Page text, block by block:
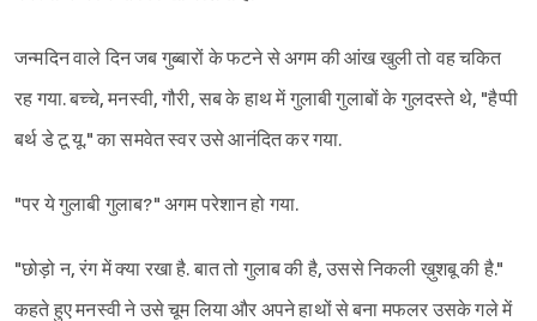
जन्मदिन वाले दिन जब गुब्बारों के फटने से अगम की आंख खुली तो वह चकित
रह गया. बच्चे, मनस्वी, गौरी, सब के हाथ में गुलाबी गुलाबों के गुलदस्ते थे, "हैप्पी
बर्थ डे टू यू." का समवेत स्वर उसे आनंदित कर गया.
"पर ये गुलाबी गुलाब?" अगम परेशान हो गया.
"छोड़ो न, रंग में क्या रखा है. बात तो गुलाब की है, उससे निकली ख़ुशबू की है."
कहते हुए मनस्वी ने उसे चूम लिया और अपने हाथों से बना मफलर उसके गले में